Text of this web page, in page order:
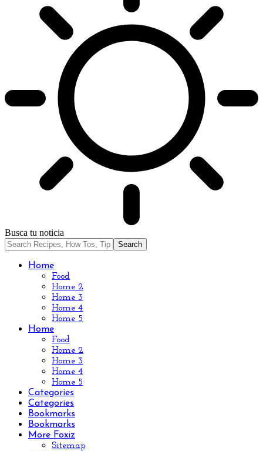
Busca tu noticia
Home
Food
Home 2
Home 3
Home 4
Home 5
Home
Food
Home 2
Home 3
Home 4
Home 5
Categories
Categories
Bookmarks
Bookmarks
More Foxiz
Sitemap